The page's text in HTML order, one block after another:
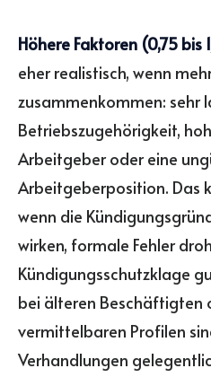
Höhere Faktoren (0,75
eher realistisch, wenn
zusammenkommen: sehr
Betriebszugehörigkeit,
Arbeitgeber oder eine
Arbeitgeberposition. Das
wenn die
wirken, formale Fehler
Kündigungsschutzklage
bei älteren Beschäftigten
vermittelbaren Profilen
Verhandlungen